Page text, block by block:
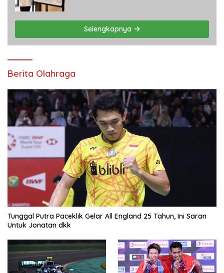
Selengkapnya
Berita Olahraga
Tunggal Putra Paceklik Gelar All England 25 Tahun, Ini Saran
Untuk Jonatan dkk